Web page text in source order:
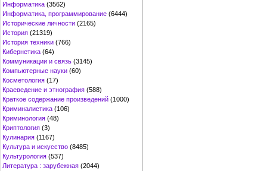
Информатика (3562)
Информатика, программирование (6444)
Исторические личности (2165)
История (21319)
История техники (766)
Кибернетика (64)
Коммуникации и связь (3145)
Компьютерные науки (60)
Косметология (17)
Краеведение и этнография (588)
Краткое содержание произведений (1000)
Криминалистика (106)
Криминология (48)
Криптология (3)
Кулинария (1167)
Культура и искусство (8485)
Культурология (537)
Литература : зарубежная (2044)